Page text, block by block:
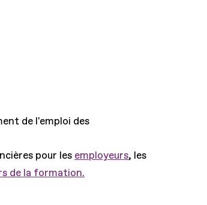
de l'emploi des
pour les employeurs, les
de la formation.